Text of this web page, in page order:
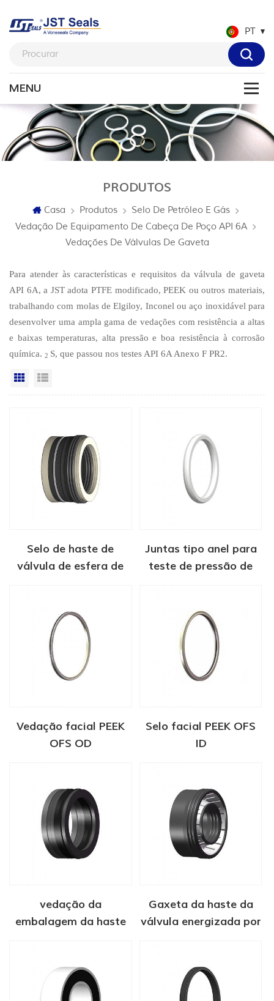
PT
PRODUTOS
Casa Produtos
Selo De Petróleo E Gás
Vedação De Equipamento De Cabeça De Poço API 6A
Vedações De Válvulas De Gaveta
Para atender às características e requisitos da válvula de gaveta
API 6A, a JST adota PTFE modificado, PEEK ou outros materiais,
trabalhando com molas de Elgiloy, Inconel ou aço inoxidável para
desenvolver uma ampla gama de vedações com resistência a altas
e baixas temperaturas, alta pressão e boa resistência à corrosão
química. 2 S, que passou nos testes API 6A Anexo F PR2.
Vista da grade
Selo de haste de
válvula de esfera de
Juntas tipo anel para
teste de pressão de
Vedação facial PEEK
OFS OD
Selo facial PEEK OFS
ID
vedação da
embalagem da haste
Gaxeta da haste da
válvula energizada por